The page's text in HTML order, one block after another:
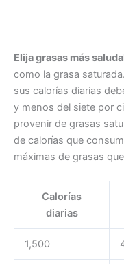
Elija grasas más
como la grasa
sus calorías diarias
y menos del siete por
provenir de grasas
de calorías que
máximas de grasas
Calorías
diarias
1,500